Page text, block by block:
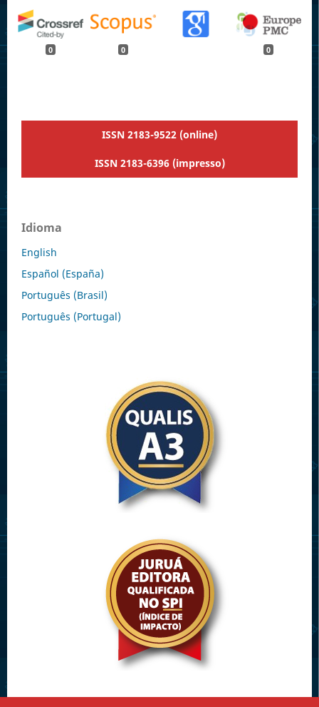
0 0 0
ISSN 2183-9522 (online)
ISSN 2183-6396 (impresso)
Idioma
English
Español (España)
Português (Brasil)
Português (Portugal)